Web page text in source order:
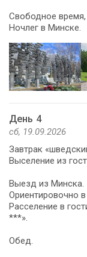
Свободное время,
Ночлег в Минске.
День 4
сб, 19.09.2026
Завтрак
Выселение из
Выезд из Минска.
Ориентировочно
Расселение в
***».
Обед.